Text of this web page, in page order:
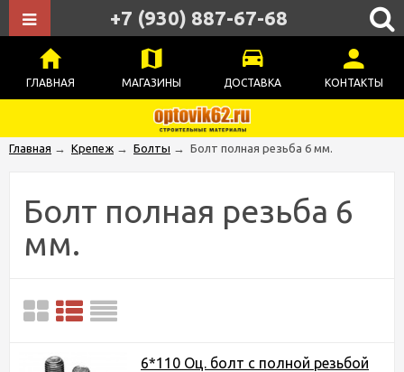
ГЛАВНАЯ МАГАЗИНЫ ДОСТАВКА КОНТАКТЫ
+7 (930) 887-67-68
Главная → Крепеж → Болты → Болт полная резьба 6 мм.
Болт полная резьба 6
мм.
6*110 Оц. болт с полной резьбой